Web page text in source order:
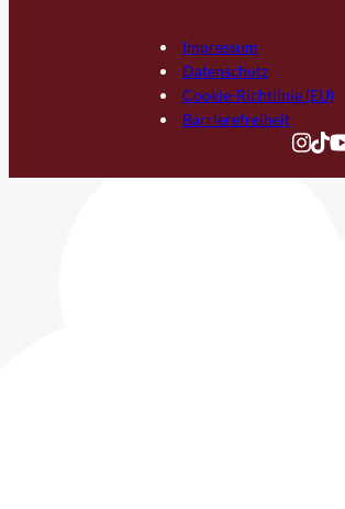
Impressum
Datenschutz
Cookie-Richtlinie (EU)
Barrierefreiheit